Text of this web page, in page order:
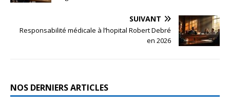
SUIVANT
Responsabilité médicale à l’hopital Robert Debré
en 2026
NOS DERNIERS ARTICLES